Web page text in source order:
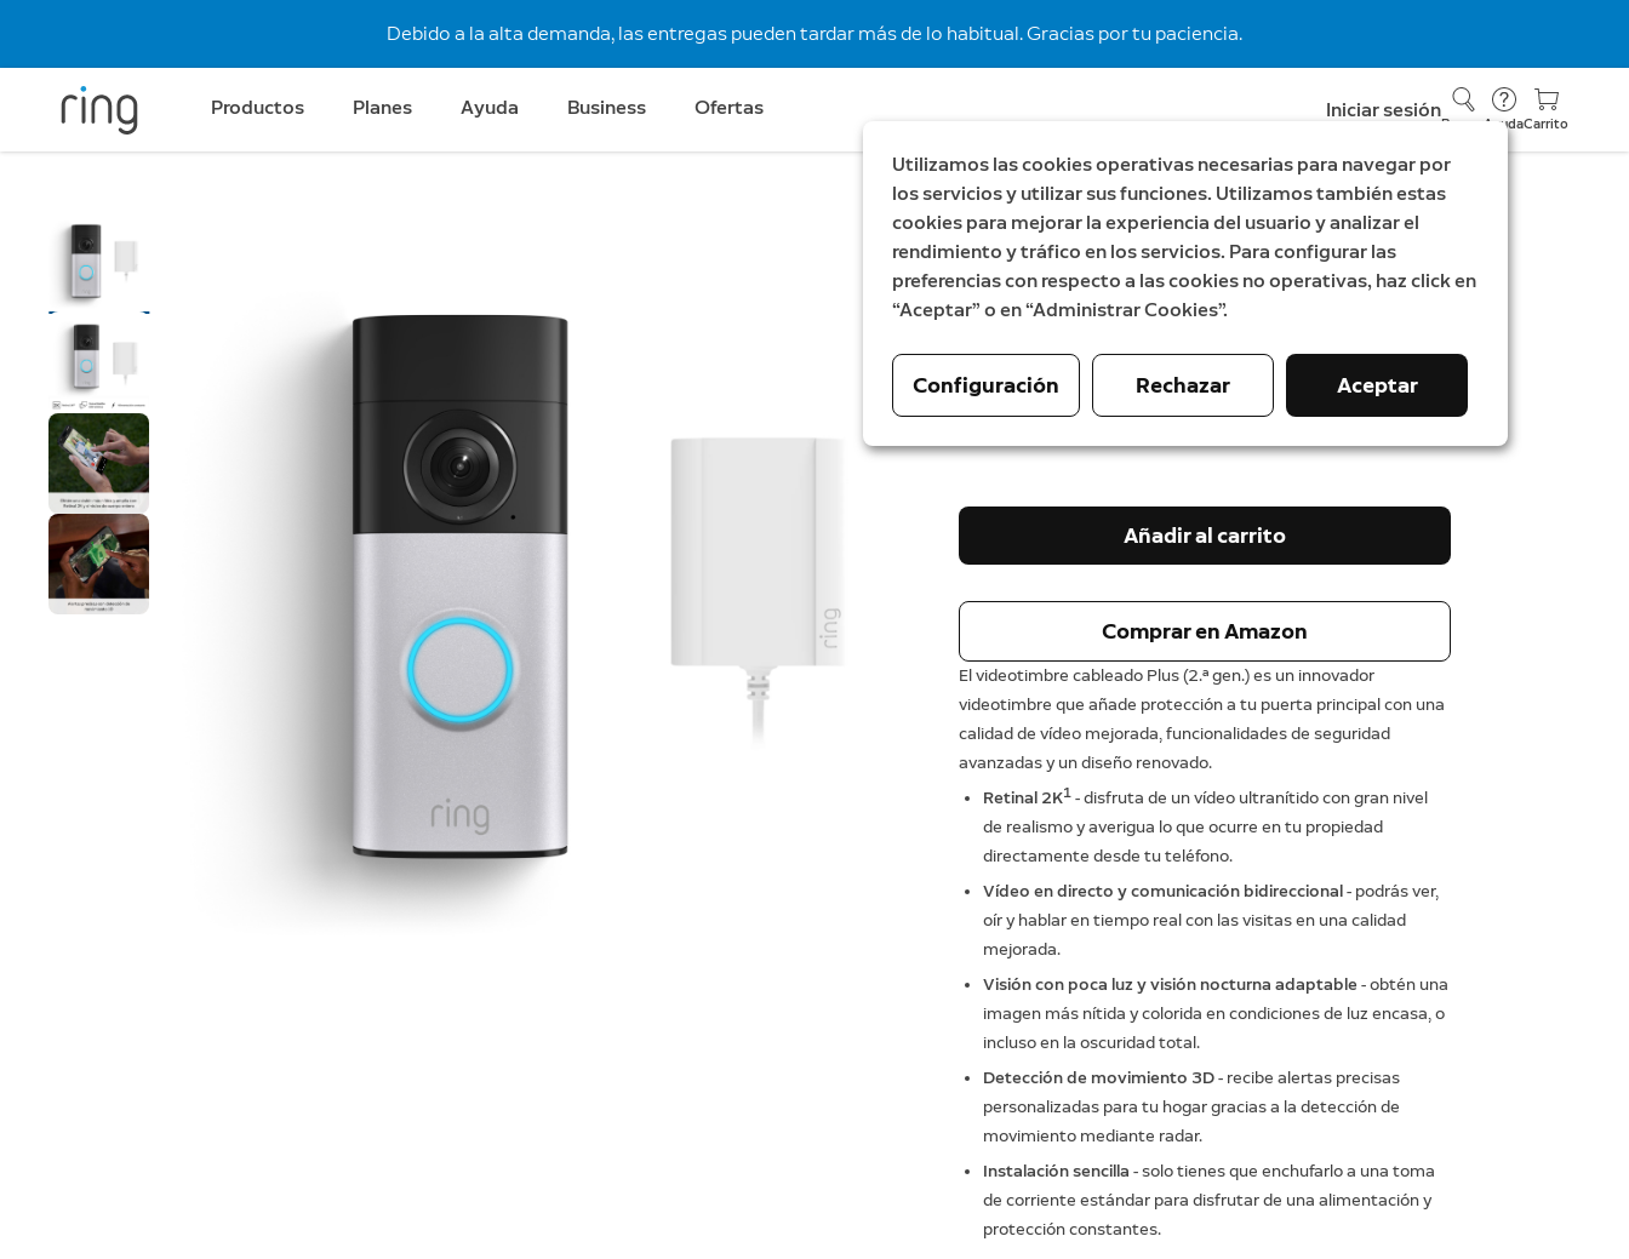
Debido a la alta demanda, las entregas pueden tardar más de lo habitual. Gracias por tu paciencia.
Productos Planes Ayuda Business Ofertas Iniciar sesión
Buscar AyudaCarrito
Retinal 2K
Videotimbre cableado Plus con
Wired Video Doorbell Plus
179,99 €
Añadir al carrito
Comprar en Amazon
El videotimbre cableado Plus (2.ª gen.) es un innovador
videotimbre que añade protección a tu puerta principal con una
calidad de vídeo mejorada, funcionalidades de seguridad
avanzadas y un diseño renovado.
Retinal 2K1 - disfruta de un vídeo ultranítido con gran nivel
de realismo y averigua lo que ocurre en tu propiedad
directamente desde tu teléfono.
Vídeo en directo y comunicación bidireccional- podrás ver,
oír y hablar en tiempo real con las visitas en una calidad
mejorada.
Visión con poca luz y visión nocturna adaptable - obtén una
imagen más nítida y colorida en condiciones de luz encasa, o
incluso en la oscuridad total.
Detección de movimiento 3D- recibe alertas precisas
personalizadas para tu hogar gracias a la detección de
movimiento mediante radar.
Instalación sencilla - solo tienes que enchufarlo a una toma
de corriente estándar para disfrutar de una alimentación y
protección constantes.
Utilizamos las cookies operativas necesarias para navegar por
los servicios y utilizar sus funciones. Utilizamos también estas
cookies para mejorar la experiencia del usuario y analizar el
rendimiento y tráfico en los servicios. Para configurar las
preferencias con respecto a las cookies no operativas, haz click en
“Aceptar” o en “Administrar Cookies”.
Configuración Rechazar Aceptar